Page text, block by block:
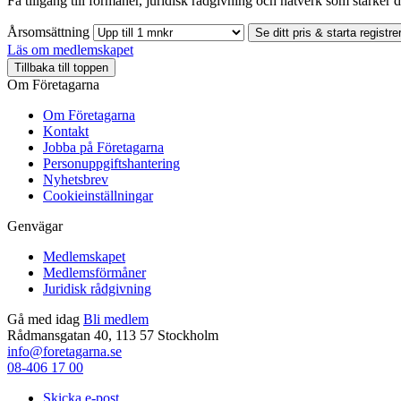
Årsomsättning Se ditt pris & starta
Läs om medlemskapet
Tillbaka till toppen
Om Företagarna
Om Företagarna
Kontakt
Jobba på Företagarna
Personuppgiftshantering
Nyhetsbrev
Cookieinställningar
Genvägar
Medlemskapet
Medlemsförmåner
Juridisk rådgivning
Gå med idag Bli medlem
Rådmansgatan 40, 113 57 Stockholm
info@foretagarna.se
08-406 17 00
Skicka e-post